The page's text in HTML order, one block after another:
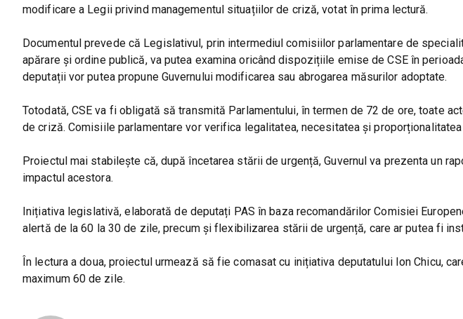
modificare a Legii privind managementul situațiilor de criză, votat în prima lectură.
Documentul prevede că Legislativul, prin intermediul comisiilor parlamentare de
apărare și ordine publică, va putea examina oricând dispozițiile emise de CSE în
deputații vor putea propune Guvernului modificarea sau abrogarea măsurilor adoptate.
Totodată, CSE va fi obligată să transmită Parlamentului, în termen de 72 de ore, toate
de criză. Comisiile parlamentare vor verifica legalitatea, necesitatea și
Proiectul mai stabilește că, după încetarea stării de urgență, Guvernul va prezenta un
impactul acestora.
Inițiativa legislativă, elaborată de deputați PAS în baza recomandărilor Comisiei
alertă de la 60 la 30 de zile, precum și flexibilizarea stării de urgență, care ar putea fi
În lectura a doua, proiectul urmează să fie comasat cu inițiativa deputatului Ion Chicu,
maximum 60 de zile.